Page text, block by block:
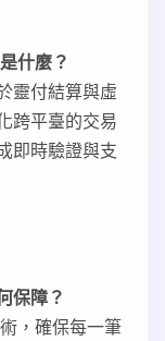
什麼？
靈付結算與虛
跨平臺的交易
即時驗證與支
保障？
，確保每一筆